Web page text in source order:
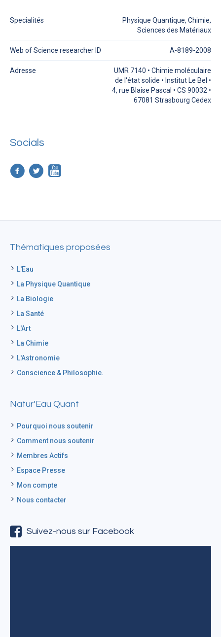
Specialités
Physique Quantique, Chimie,
Sciences des Matériaux
Web of Science researcher ID A-8189-2008
Adresse
UMR 7140 • Chimie moléculaire
de l'état solide • Institut Le Bel •
4, rue Blaise Pascal • CS 90032 •
67081 Strasbourg Cedex
Socials
Thématiques proposées
L'Eau
La Physique Quantique
La Biologie
La Santé
L'Art
La Chimie
L'Astronomie
Conscience & Philosophie.
Natur’Eau Quant
Pourquoi nous soutenir
Comment nous soutenir
Membres Actifs
Espace Presse
Mon compte
Nous contacter
Suivez-nous sur Facebook